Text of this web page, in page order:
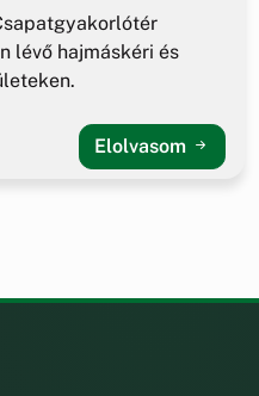
lévő hajmáskéri és
Elolvasom